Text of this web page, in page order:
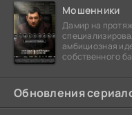
Мошенники
Дамир на
амбициозная
собственного
Обновления